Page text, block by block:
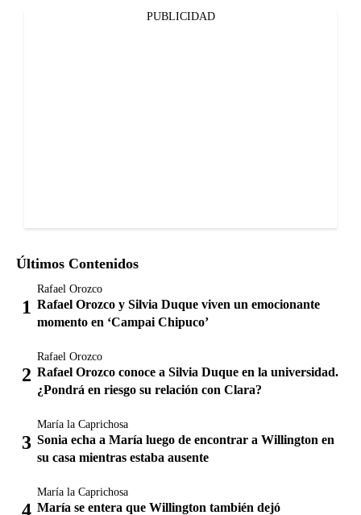
PUBLICIDAD
Últimos Contenidos
Rafael Orozco
Rafael Orozco y Silvia Duque viven un emocionante
momento en ‘Campai Chipuco’
Rafael Orozco
Rafael Orozco conoce a Silvia Duque en la universidad.
¿Pondrá en riesgo su relación con Clara?
María la Caprichosa
Sonia echa a María luego de encontrar a Willington en
su casa mientras estaba ausente
María la Caprichosa
María se entera que Willington también dejó